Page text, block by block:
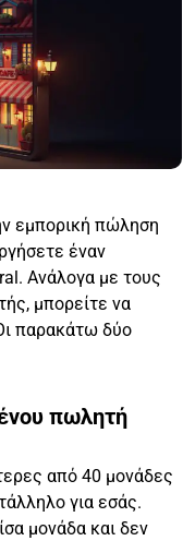
εμπορική πώληση
έναν
Ανάλογα με τους
μπορείτε να
παρακάτω δύο
πωλητή
από 40 μονάδες
για εσάς.
μονάδα και δεν